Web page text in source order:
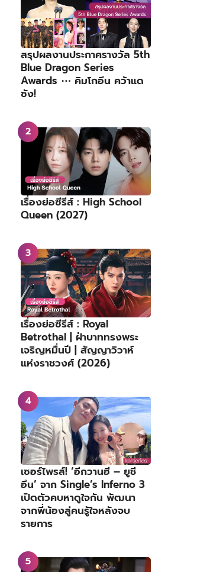
สรุปผลงานประกาศรางวัล 5th
Blue Dragon Series
Awards ⋯ คิมโกอึน คว้าแด
ซัง!
เรื่องย่อซีรีส์ : High School
Queen (2027)
เรื่องย่อซีรีส์ : Royal
Betrothal | ฝ่าบาททรงพระ
เจริญหมื่นปี | สัญญาวิวาห์
แห่งราชวงศ์ (2026)
เซอร์ไพรส์! ‘อีกวานฮี – ยูชี
อึน’ จาก Single’s Inferno 3
เปิดตัวคบหาดูใจกัน พัฒนา
จากพี่น้องสู่คนรู้ใจหลังจบ
รายการ